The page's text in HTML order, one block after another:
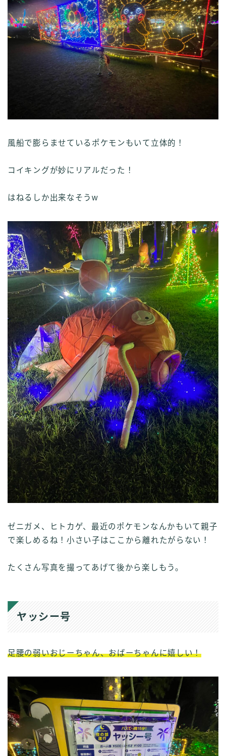
風船で膨らませているポケモンもいて立体的！
コイキングが妙にリアルだった！
はねるしか出来なそうw
ゼニガメ、ヒトカゲ、最近のポケモンなんかもいて親子
で楽しめるね！小さい子はここから離れたがらない！
たくさん写真を撮ってあげて後から楽しもう。
ヤッシー号
足腰の弱いおじーちゃん、おばーちゃんに嬉しい！